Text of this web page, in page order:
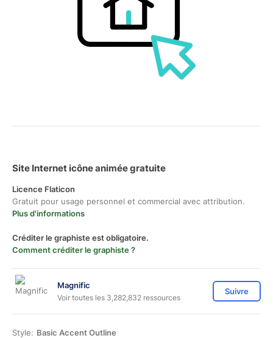
Site Internet icône animée gratuite
Licence Flaticon
Gratuit pour usage personnel et commercial avec attribution.
Plus d'informations
Créditer le graphiste est obligatoire.
Comment créditer le graphiste ?
Magnific
Voir toutes les 3,282,832 ressources
Suivre
Style: Basic Accent Outline